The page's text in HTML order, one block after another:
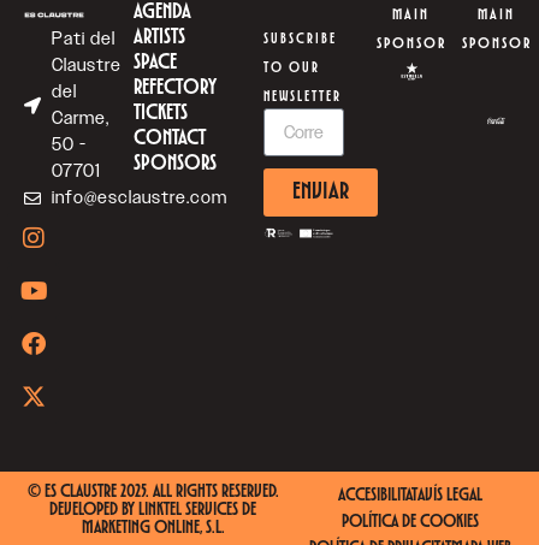
Pati del
Claustre
del
Carme,
50 -
07701
info@esclaustre.com
AGENDA
ARTISTS
SPACE
REFECTORY
TICKETS
CONTACT
SPONSORS
SUBSCRIBE
TO OUR
NEWSLETTER
ENVIAR
MAIN
SPONSOR
MAIN
SPONSOR
© ES CLAUSTRE 2025. ALL RIGHTS RESERVED.
DEVELOPED BY LINKTEL SERVICES DE
MARKETING ONLINE, S.L.
ACCESIBILITATAVÍS LEGAL
POLÍTICA DE COOKIES